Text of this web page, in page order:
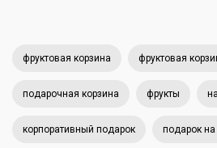
фруктовая корзина фруктовая
подарочная корзина фрукты
корпоративный подарок подарок